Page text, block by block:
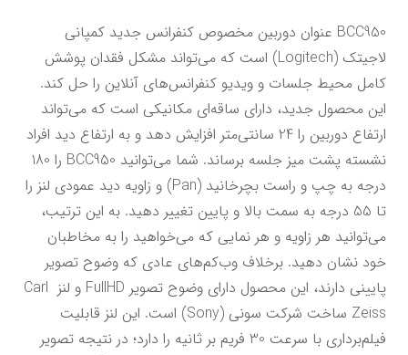
پایینی دارند، این محصول دارای وضوح تصویر FullHD و لنز Carl